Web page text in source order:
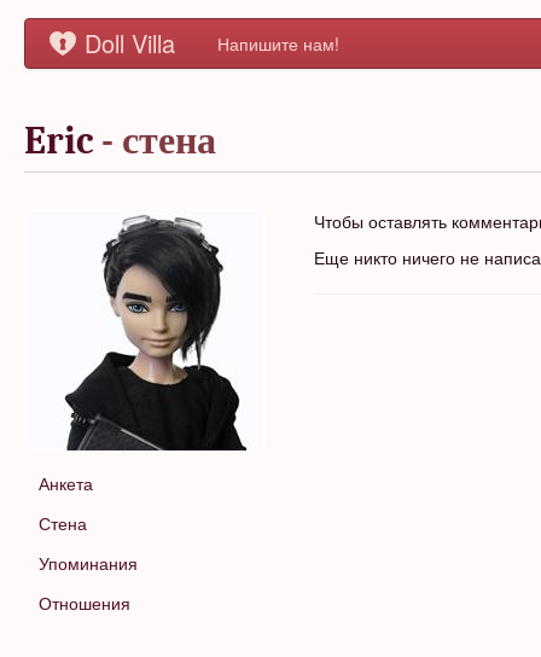
Doll Villa Напишите нам!
Eric - стена
Анкета
Стена
Упоминания
Отношения
Чтобы оставлять
Еще никто ничего не